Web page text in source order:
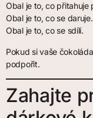
Obal je to, co přitahuje
Obal je to, co se daruje.
Obal je to, co se sdílí.
Pokud si vaše
podpořit.
Zahajte